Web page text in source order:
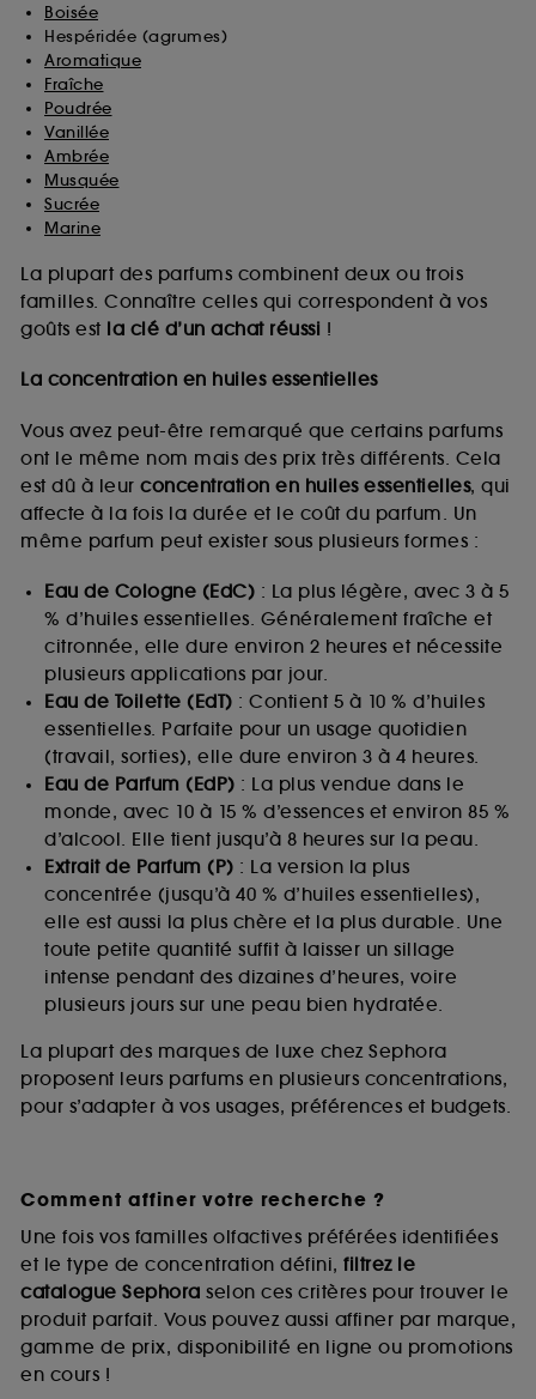
Boisée
Hespéridée (agrumes)
Aromatique
Fraîche
Poudrée
Vanillée
Ambrée
Musquée
Sucrée
Marine
La plupart des parfums combinent deux ou trois
familles. Connaître celles qui correspondent à vos
goûts est la clé d’un achat réussi !
La concentration en huiles essentielles
Vous avez peut-être remarqué que certains parfums
ont le même nom mais des prix très différents. Cela
est dû à leur concentration en huiles essentielles, qui
affecte à la fois la durée et le coût du parfum. Un
même parfum peut exister sous plusieurs formes :
Eau de Cologne (EdC) : La plus légère, avec 3 à 5
% d’huiles essentielles. Généralement fraîche et
citronnée, elle dure environ 2 heures et nécessite
plusieurs applications par jour.
Eau de Toilette (EdT) : Contient 5 à 10 % d’huiles
essentielles. Parfaite pour un usage quotidien
(travail, sorties), elle dure environ 3 à 4 heures.
Eau de Parfum (EdP) : La plus vendue dans le
monde, avec 10 à 15 % d’essences et environ 85 %
d’alcool. Elle tient jusqu’à 8 heures sur la peau.
Extrait de Parfum (P) : La version la plus
concentrée (jusqu’à 40 % d’huiles essentielles),
elle est aussi la plus chère et la plus durable. Une
toute petite quantité suffit à laisser un sillage
intense pendant des dizaines d’heures, voire
plusieurs jours sur une peau bien hydratée.
La plupart des marques de luxe chez Sephora
proposent leurs parfums en plusieurs concentrations,
pour s’adapter à vos usages, préférences et budgets.
Comment affiner votre recherche ?
Une fois vos familles olfactives préférées identifiées
et le type de concentration défini, filtrez le
catalogue Sephora selon ces critères pour trouver le
produit parfait. Vous pouvez aussi affiner par marque,
gamme de prix, disponibilité en ligne ou promotions
en cours !